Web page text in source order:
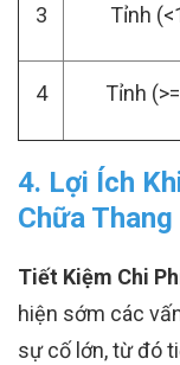
3 Tỉnh
4 Tỉnh
4. Lợi Ích
Chữa
Tiết Kiệm Chi
hiện sớm các
sự cố lớn, từ đó